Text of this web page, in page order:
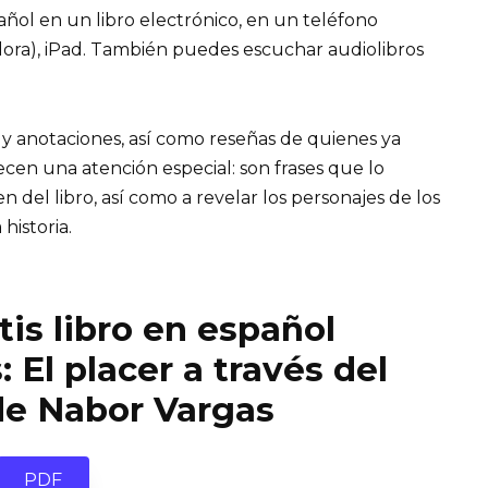
en un libro electrónico, en un teléfono
iPad. También puedes escuchar audiolibros
anotaciones, así como reseñas de quienes ya
una atención especial: son frases que lo
del libro, así como a revelar los personajes de los
libro en español
El placer a través del
Nabor Vargas
PDF